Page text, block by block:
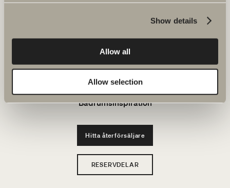
Show details
Allow all
Allow selection
Produkter
Ritverktyg
Hållbarhet
Badrumsinspiration
Hitta återförsäljare
RESERVDELAR